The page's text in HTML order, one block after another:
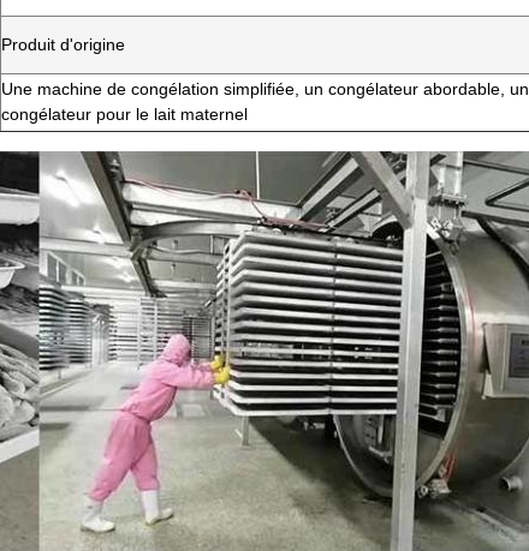
Produit d'origine
Une machine de congélation simplifiée, un congélateur abordable, un
congélateur pour le lait maternel